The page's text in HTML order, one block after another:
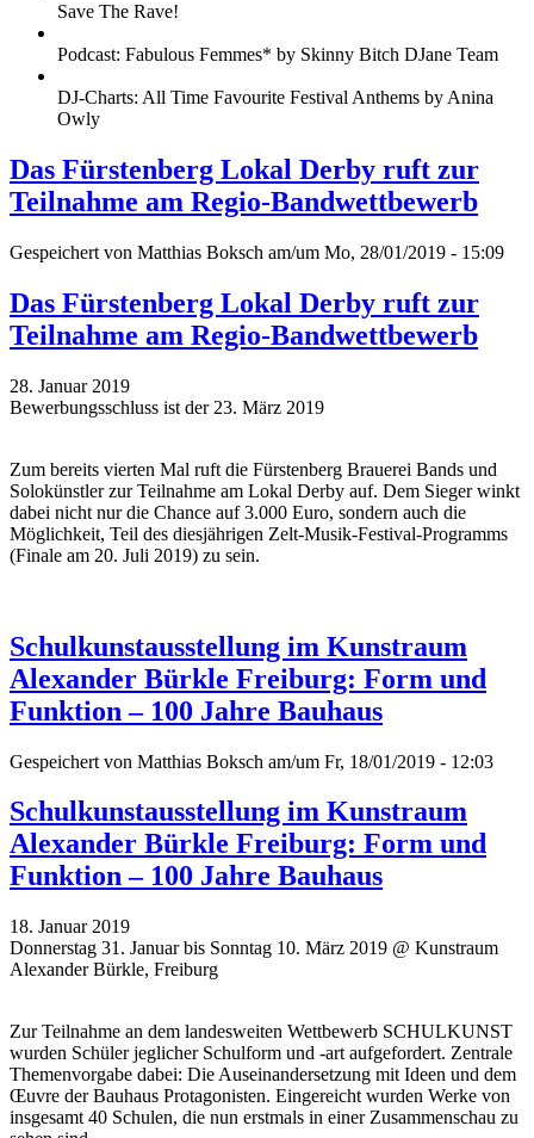
Save The Rave!
Podcast: Fabulous Femmes* by Skinny Bitch DJane Team
DJ-Charts: All Time Favourite Festival Anthems by Anina
Owly
Das Fürstenberg Lokal Derby ruft zur
Teilnahme am Regio-Bandwettbewerb
Gespeichert von Matthias Boksch am/um Mo, 28/01/2019 - 15:09
Das Fürstenberg Lokal Derby ruft zur
Teilnahme am Regio-Bandwettbewerb
28. Januar 2019
Bewerbungsschluss ist der 23. März 2019
Zum bereits vierten Mal ruft die Fürstenberg Brauerei Bands und
Solokünstler zur Teilnahme am Lokal Derby auf. Dem Sieger winkt
dabei nicht nur die Chance auf 3.000 Euro, sondern auch die
Möglichkeit, Teil des diesjährigen Zelt-Musik-Festival-Programms
(Finale am 20. Juli 2019) zu sein.
Schulkunstausstellung im Kunstraum
Alexander Bürkle Freiburg: Form und
Funktion – 100 Jahre Bauhaus
Gespeichert von Matthias Boksch am/um Fr, 18/01/2019 - 12:03
Schulkunstausstellung im Kunstraum
Alexander Bürkle Freiburg: Form und
Funktion – 100 Jahre Bauhaus
18. Januar 2019
Donnerstag 31. Januar bis Sonntag 10. März 2019 @ Kunstraum
Alexander Bürkle, Freiburg
Zur Teilnahme an dem landesweiten Wettbewerb SCHULKUNST
wurden Schüler jeglicher Schulform und -art aufgefordert. Zentrale
Themenvorgabe dabei: Die Auseinandersetzung mit Ideen und dem
Œuvre der Bauhaus Protagonisten. Eingereicht wurden Werke von
insgesamt 40 Schulen, die nun erstmals in einer Zusammenschau zu